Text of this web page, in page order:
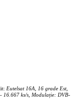
Eutelsat 16A, 16 grade Est,
16.667 ks/s, Modulație: DVB-